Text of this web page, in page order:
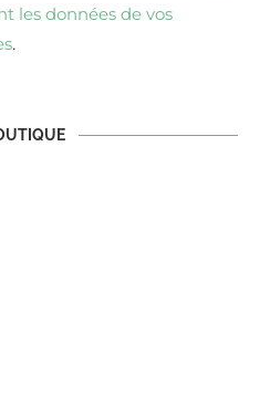
les données de vos
.